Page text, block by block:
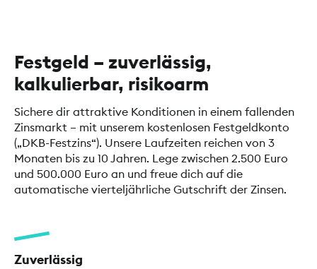
Festgeld – zuverlässig,
kalkulierbar, risikoarm
Sichere dir attraktive Konditionen in einem fallenden
Zinsmarkt – mit unserem kostenlosen Festgeldkonto
(„DKB-Festzins“). Unsere Laufzeiten reichen von 3
Monaten bis zu 10 Jahren. Lege zwischen 2.500 Euro
und 500.000 Euro an und freue dich auf die
automatische vierteljährliche Gutschrift der Zinsen.
Zuverlässig